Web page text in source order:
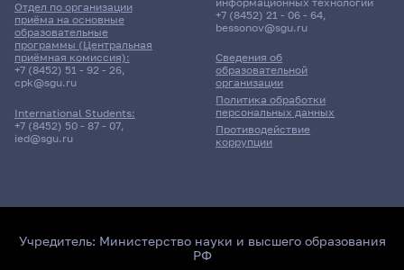
Отдел по организации
приёма на основные
образовательные
программы (Центральная
приёмная комиссия):
+7 (8452) 51 - 92 - 26,
cpk@sgu.ru
International Students:
+7 (8452) 50 - 87 - 07,
ied@sgu.ru
Сведения об
образовательной
организации
Политика обработки
персональных данных
Противодействие
коррупции
+7 (8452) 21 - 06 - 64,
bessonov@sgu.ru
Учредитель: Министерство науки и высшего образования
РФ